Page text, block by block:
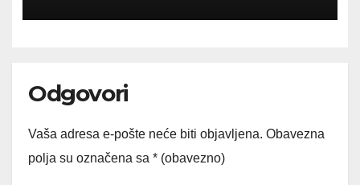
Odgovori
Vaša adresa e-pošte neće biti objavljena. Obavezna
polja su označena sa * (obavezno)